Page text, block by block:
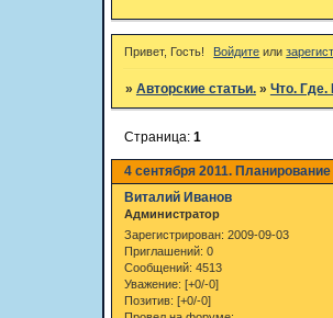
Привет, Гость! Войдите или
» Авторские статьи. » Что. Где.
4 сентября 2011.
Страница: 1
Виталий Иванов
Администратор
Зарегистрирован: 2009-09-03
Приглашений: 0
Сообщений: 4513
Уважение: [+0/-0]
Позитив: [+0/-0]